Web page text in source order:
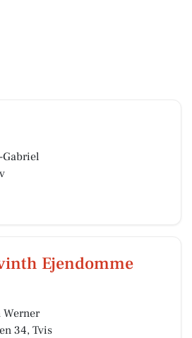
Ejendomme
34, Tvis